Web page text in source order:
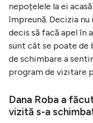
nepoțelele la ei
împreună. Decizia
decis să facă apel în
sunt cât se poate de
de schimbare a
program de vizitare
Dana Roba a
vizită s-a